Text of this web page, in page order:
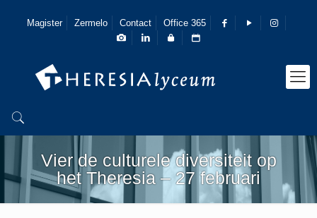
Magister Zermelo Contact Office 365
Vier de culturele diversiteit op
het Theresia – 27 februari